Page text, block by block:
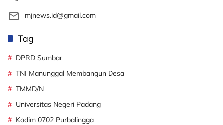
mjnews.id@gmail.com
Tag
DPRD Sumbar
TNI Manunggal Membangun Desa
TMMD/N
Universitas Negeri Padang
Kodim 0702 Purbalingga